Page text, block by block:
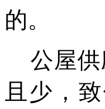
的。
公屋
且少，